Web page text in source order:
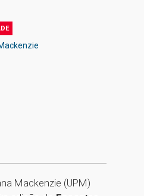
Mackenzie (UPM)